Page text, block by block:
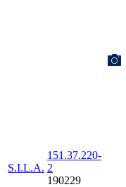
S.I.L.A.
151.37.220-
2
190229